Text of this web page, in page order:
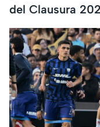
del Clausura